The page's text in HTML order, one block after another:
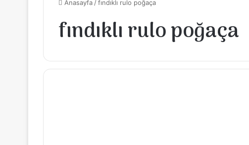
Anasayfa /fındıklı rulo poğaça
fındıklı rulo poğaça